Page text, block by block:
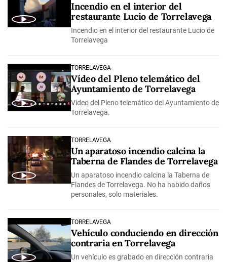
Incendio en el interior del
restaurante Lucio de Torrelavega
Incendio en el interior del restaurante Lucio de
Torrelavega
TORRELAVEGA
Vídeo del Pleno telemático del
Ayuntamiento de Torrelavega
Vídeo del Pleno telemático del Ayuntamiento de
Torrelavega.
TORRELAVEGA
Un aparatoso incendio calcina la
Taberna de Flandes de Torrelavega
Un aparatoso incendio calcina la Taberna de
Flandes de Torrelavega. No ha habido daños
personales, solo materiales.
TORRELAVEGA
Vehículo conduciendo en dirección
contraria en Torrelavega
Un vehículo es grabado en dirección contraria